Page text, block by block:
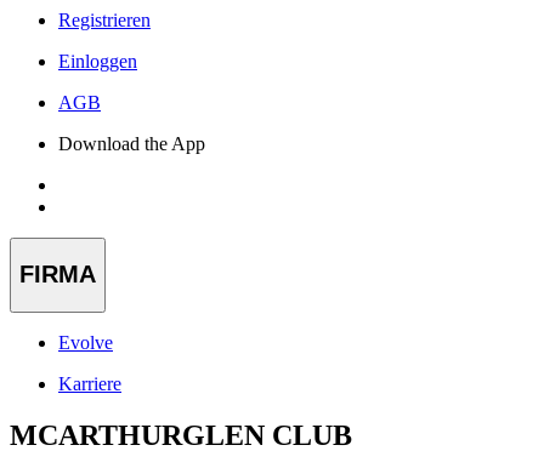
Registrieren
Einloggen
AGB
Download the App
FIRMA
Evolve
Karriere
MCARTHURGLEN CLUB